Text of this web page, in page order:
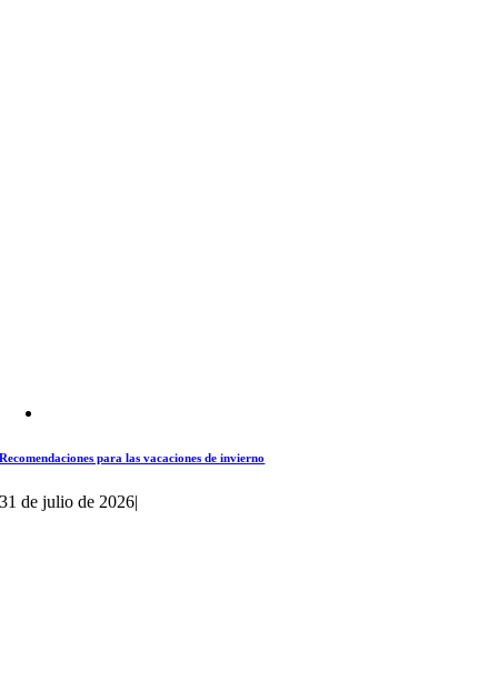
Recomendaciones para las vacaciones de invierno
31 de julio de 2026|